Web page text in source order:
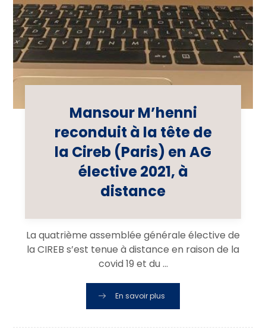
Mansour M’henni
reconduit à la tête de
la Cireb (Paris) en AG
élective 2021, à
distance
La quatrième assemblée générale élective de
la CIREB s’est tenue à distance en raison de la
covid 19 et du ...
En savoir plus